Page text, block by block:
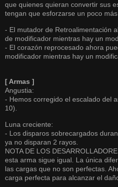
que quienes quieran convertir sus
tengan que esforzarse un poco
- El mutador de Retroalimentación
de modificador mientras hay un
- El corazón reprocesado ahora
modificador mientras hay un
[ Armas ]
Angustia:
- Hemos corregido el escalado del
10).
Luna creciente:
- Los disparos sobrecargados
ya no disparan 2 rayos.
NOTA DE LOS
esta arma sigue igual. La única
las cargas que no son perfectas.
carga perfecta para alcanzar el